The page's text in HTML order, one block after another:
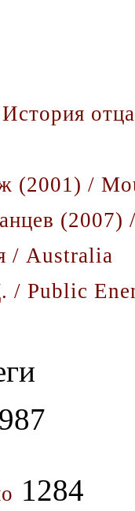
(2001) /
(2007)
/ Australia
/ Public
1284